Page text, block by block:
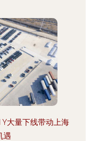
大量下线带动上海
遇